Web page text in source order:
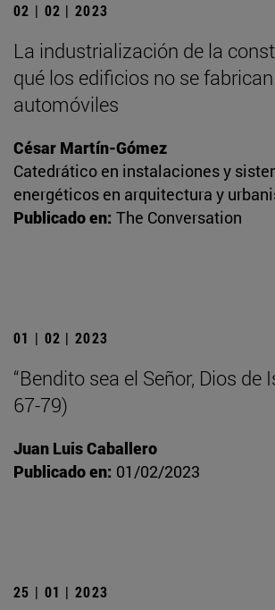
02 | 02 | 2023
La industrialización de la
qué los edificios no se
automóviles
César Martín-Gómez
Catedrático en instalaciones y
energéticos en arquitectura y
Publicado en: The Conversation
01 | 02 | 2023
“Bendito sea el Señor, Dios de
67-79)
Juan Luis Caballero
Publicado en: 01/02/2023
25 | 01 | 2023